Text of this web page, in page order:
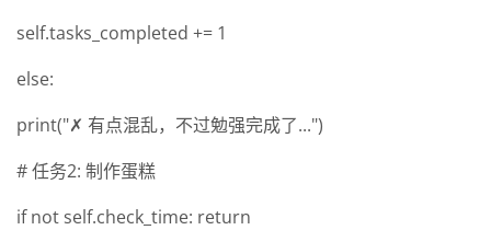
self.tasks_completed += 1
else:
print("✗ 有点混乱，不过勉强完成了...")
# 任务2: 制作蛋糕
if not self.check_time: return